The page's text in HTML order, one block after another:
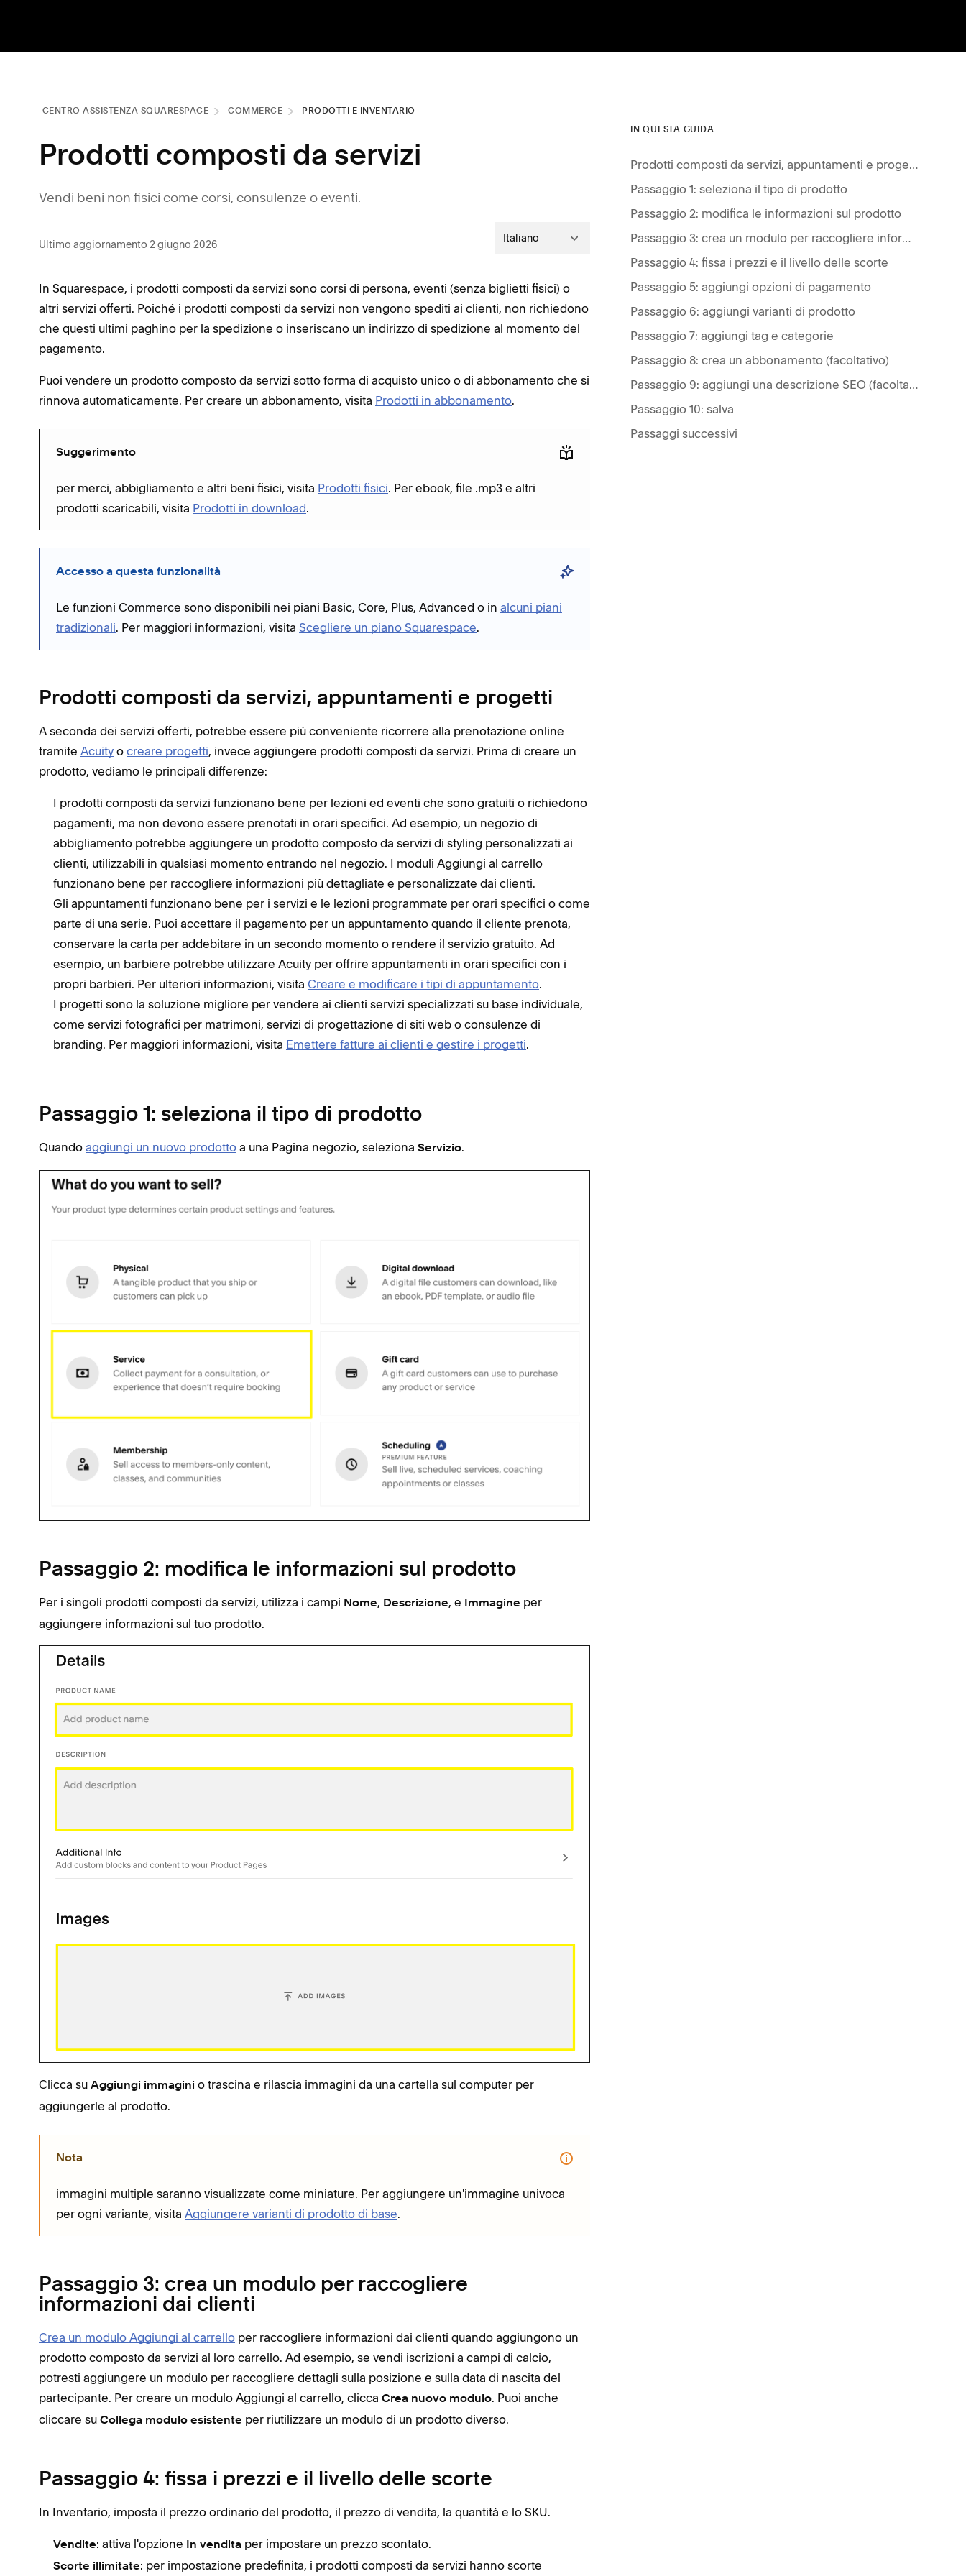
CENTRO ASSISTENZA SQUARESPACE COMMERCE PRODOTTI E INVENTARIO
Prodotti composti da servizi
Vendi beni non fisici come corsi, consulenze o eventi.
Ultimo aggiornamento 2 giugno 2026 Italiano
In Squarespace, i prodotti composti da servizi sono corsi di persona, eventi (senza biglietti fisici) o
altri servizi offerti. Poiché i prodotti composti da servizi non vengono spediti ai clienti, non richiedono
che questi ultimi paghino per la spedizione o inseriscano un indirizzo di spedizione al momento del
pagamento.
Puoi vendere un prodotto composto da servizi sotto forma di acquisto unico o di abbonamento che si
rinnova automaticamente. Per creare un abbonamento, visita Prodotti in abbonamento.
Suggerimento
per merci, abbigliamento e altri beni fisici, visita Prodotti fisici. Per ebook, file .mp3 e altri
prodotti scaricabili, visita Prodotti in download.
Accesso a questa funzionalità
Le funzioni Commerce sono disponibili nei piani Basic, Core, Plus, Advanced o in alcuni piani
tradizionali. Per maggiori informazioni, visita Scegliere un piano Squarespace.
Prodotti composti da servizi, appuntamenti e progetti
A seconda dei servizi offerti, potrebbe essere più conveniente ricorrere alla prenotazione online
tramite Acuity o creare progetti, invece aggiungere prodotti composti da servizi. Prima di creare un
prodotto, vediamo le principali differenze:
I prodotti composti da servizi funzionano bene per lezioni ed eventi che sono gratuiti o richiedono
pagamenti, ma non devono essere prenotati in orari specifici. Ad esempio, un negozio di
abbigliamento potrebbe aggiungere un prodotto composto da servizi di styling personalizzati ai
clienti, utilizzabili in qualsiasi momento entrando nel negozio. I moduli Aggiungi al carrello
funzionano bene per raccogliere informazioni più dettagliate e personalizzate dai clienti.
Gli appuntamenti funzionano bene per i servizi e le lezioni programmate per orari specifici o come
parte di una serie. Puoi accettare il pagamento per un appuntamento quando il cliente prenota,
conservare la carta per addebitare in un secondo momento o rendere il servizio gratuito. Ad
esempio, un barbiere potrebbe utilizzare Acuity per offrire appuntamenti in orari specifici con i
propri barbieri. Per ulteriori informazioni, visita Creare e modificare i tipi di appuntamento.
I progetti sono la soluzione migliore per vendere ai clienti servizi specializzati su base individuale,
come servizi fotografici per matrimoni, servizi di progettazione di siti web o consulenze di
branding. Per maggiori informazioni, visita Emettere fatture ai clienti e gestire i progetti.
Passaggio 1: seleziona il tipo di prodotto
Quando aggiungi un nuovo prodotto a una Pagina negozio, seleziona Servizio.
Passaggio 2: modifica le informazioni sul prodotto
Per i singoli prodotti composti da servizi, utilizza i campi Nome, Descrizione, e Immagine per
aggiungere informazioni sul tuo prodotto.
Clicca su Aggiungi immagini o trascina e rilascia immagini da una cartella sul computer per
aggiungerle al prodotto.
Nota
immagini multiple saranno visualizzate come miniature. Per aggiungere un'immagine univoca
per ogni variante, visita Aggiungere varianti di prodotto di base.
Passaggio 3: crea un modulo per raccogliere
informazioni dai clienti
Crea un modulo Aggiungi al carrello per raccogliere informazioni dai clienti quando aggiungono un
prodotto composto da servizi al loro carrello. Ad esempio, se vendi iscrizioni a campi di calcio,
potresti aggiungere un modulo per raccogliere dettagli sulla posizione e sulla data di nascita del
partecipante. Per creare un modulo Aggiungi al carrello, clicca Crea nuovo modulo. Puoi anche
cliccare su Collega modulo esistente per riutilizzare un modulo di un prodotto diverso.
Passaggio 4: fissa i prezzi e il livello delle scorte
In Inventario, imposta il prezzo ordinario del prodotto, il prezzo di vendita, la quantità e lo SKU.
Vendite: attiva l'opzione In vendita per impostare un prezzo scontato.
Scorte illimitate: per impostazione predefinita, i prodotti composti da servizi hanno scorte
IN QUESTA GUIDA
Prodotti composti da servizi, appuntamenti e progetti
Passaggio 1: seleziona il tipo di prodotto
Passaggio 2: modifica le informazioni sul prodotto
Passaggio 3: crea un modulo per raccogliere informazioni dai clienti
Passaggio 4: fissa i prezzi e il livello delle scorte
Passaggio 5: aggiungi opzioni di pagamento
Passaggio 6: aggiungi varianti di prodotto
Passaggio 7: aggiungi tag e categorie
Passaggio 8: crea un abbonamento (facoltativo)
Passaggio 9: aggiungi una descrizione SEO (facoltativa)
Passaggio 10: salva
Passaggi successivi